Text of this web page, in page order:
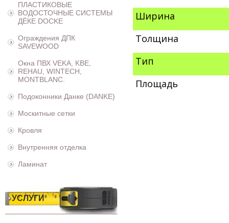
ПЛАСТИКОВЫЕ
ВОДОСТОЧНЫЕ СИСТЕМЫ
ДЁКЕ DOCKE
Ограждения ДПК
SAVEWOOD
Окна ПВХ VEKA, KBE,
REHAU, WINTECH,
MONTBLANC.
Подоконники Данке (DANKE)
Москитные сетки
Кровля
Внутренняя отделка
Ламинат
УСЛУГИ
Ширина
Толщина
Тип
Площадь